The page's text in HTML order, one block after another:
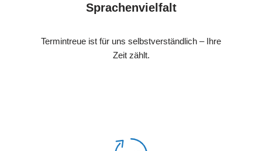
Sprachenvielfalt
Termintreue ist für uns selbstverständlich – Ihre
Zeit zählt.